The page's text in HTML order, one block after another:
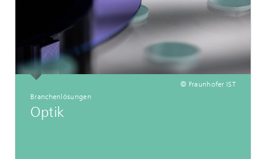
© Fraunhofer IST
Branchenlösungen
Optik